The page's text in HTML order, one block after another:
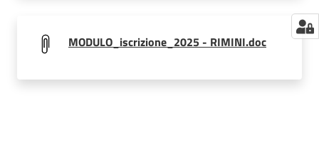
MODULO_iscrizione_2025 - RIMINI.doc